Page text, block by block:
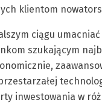
klientom
ciągu
szukającym
inwestowania w